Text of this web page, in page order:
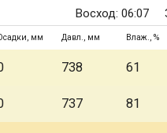
Восход: 06:07
мм Давл., мм Влаж., %
738 61
737 81